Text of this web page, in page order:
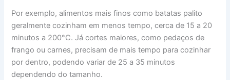
Por exemplo, alimentos mais finos como batatas palito
geralmente cozinham em menos tempo, cerca de 15 a 20
minutos a 200°C. Já cortes maiores, como pedaços de
frango ou carnes, precisam de mais tempo para cozinhar
por dentro, podendo variar de 25 a 35 minutos
dependendo do tamanho.